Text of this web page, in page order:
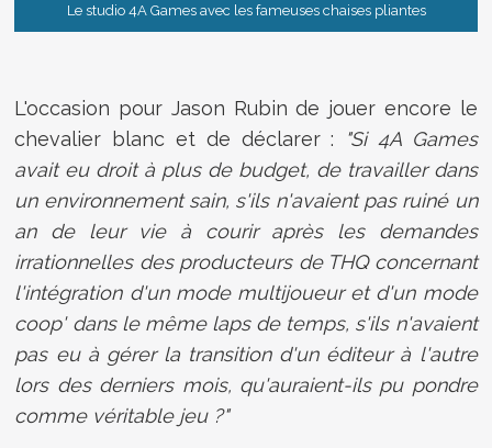
Le studio 4A Games avec les fameuses chaises pliantes
L'occasion pour Jason Rubin de jouer encore le
chevalier blanc et de déclarer :
"Si 4A Games
avait eu droit à plus de budget, de travailler dans
un environnement sain, s'ils n'avaient pas ruiné un
an de leur vie à courir après les demandes
irrationnelles des producteurs de THQ concernant
l'intégration d'un mode multijoueur et d'un mode
coop' dans le même laps de temps, s'ils n'avaient
pas eu à gérer la transition d'un éditeur à l'autre
lors des derniers mois, qu'auraient-ils pu pondre
comme véritable jeu ?"